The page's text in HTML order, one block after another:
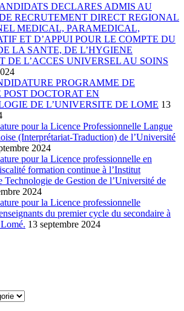
DECLARES ADMIS AU
RECRUTEMENT DIRECT REGIONAL
MEDICAL, PARAMEDICAL,
ET D’APPUI POUR LE COMPTE DU
LA SANTE, DE L’HYGIENE
DE L’ACCES UNIVERSEL AU SOINS
PROGRAMME DE
POST DOCTORAT EN
DE L’UNIVERSITE DE LOME 13
pour la Licence Professionnelle Langue
(Interprétariat-Traduction) de l’Université
2024
pour la Licence professionnelle en
formation continue à l’Institut
Technologie de Gestion de l’Université de
2024
pour la Licence professionnelle
du premier cycle du secondaire à
13 septembre 2024